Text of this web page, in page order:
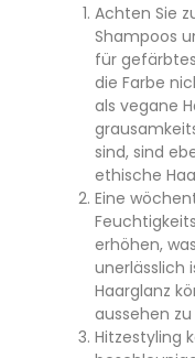
Achten Sie
Shampoos
für
die Farbe
als vegane
sind, sind
ethische
Eine
erhöhen,
unerlässlich
Haarglanz
aussehen zu
Hitzestyling